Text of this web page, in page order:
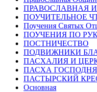
ПРАВОСЛАВНАЯ
ПОУЧИТЕЛЬНОЕ
Поучения Святых
ПОУЧЕНИЯ ПО
ПОСТНИЧЕСТВО
ПОДВИЖНИКИ
ПАСХАЛИЯ И
ПАСХА ГОСПОДНЯ
ПАСТЫРСКИЙ
Основная